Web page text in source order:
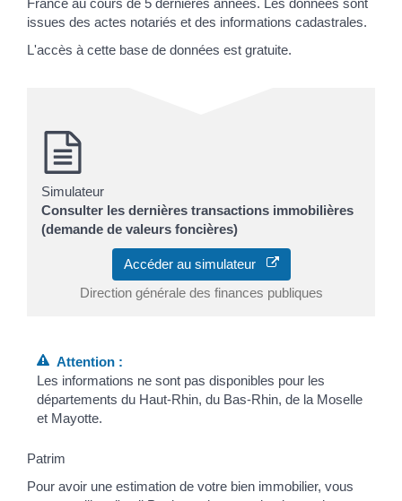
issues des actes notariés et des informations cadastrales.
L'accès à cette base de données est gratuite.
Simulateur
Consulter les dernières transactions immobilières
(demande de valeurs foncières)
Accéder au simulateur
Direction générale des finances publiques
Attention :
Les informations ne sont pas disponibles pour les
départements du Haut-Rhin, du Bas-Rhin, de la Moselle
et Mayotte.
Patrim
Pour avoir une estimation de votre bien immobilier, vous